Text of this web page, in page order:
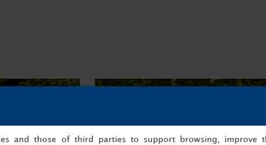
and those of third parties to support browsing, improve